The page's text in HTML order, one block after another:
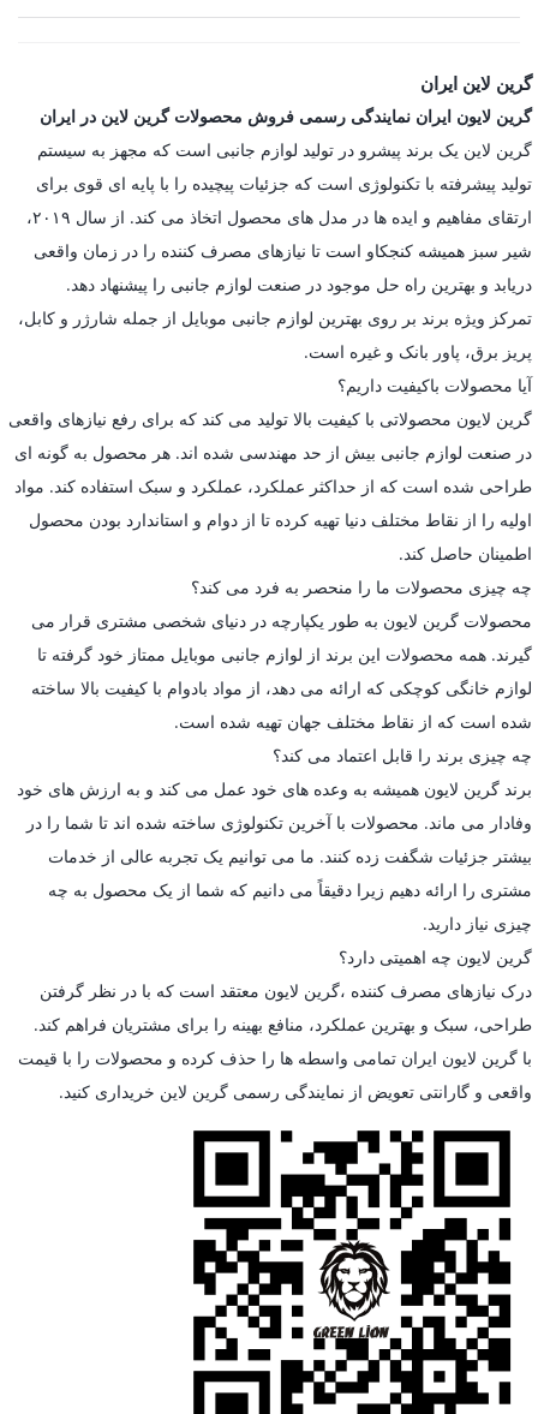
گرین لاین ایران
گرین لایون ایران نمایندگی رسمی فروش محصولات گرین لاین در ایران
گرین لاین یک برند پیشرو در تولید لوازم جانبی است که مجهز به سیستم
تولید پیشرفته با تکنولوژی است که جزئیات پیچیده را با پایه ای قوی برای
ارتقای مفاهیم و ایده ها در مدل های محصول اتخاذ می کند. از سال ۲۰۱۹،
شیر سبز همیشه کنجکاو است تا نیازهای مصرف کننده را در زمان واقعی
دریابد و بهترین راه حل موجود در صنعت لوازم جانبی را پیشنهاد دهد.
تمرکز ویژه برند بر روی بهترین لوازم جانبی موبایل از جمله شارژر و کابل،
پریز برق، پاور بانک و غیره است.
آیا محصولات باکیفیت داریم؟
گرین لایون محصولاتی با کیفیت بالا تولید می کند که برای رفع نیازهای واقعی
در صنعت لوازم جانبی بیش از حد مهندسی شده اند. هر محصول به گونه ای
طراحی شده است که از حداکثر عملکرد، عملکرد و سبک استفاده کند. مواد
اولیه را از نقاط مختلف دنیا تهیه کرده تا از دوام و استاندارد بودن محصول
اطمینان حاصل کند.
چه چیزی محصولات ما را منحصر به فرد می کند؟
محصولات گرین لایون به طور یکپارچه در دنیای شخصی مشتری قرار می
گیرند. همه محصولات این برند از لوازم جانبی موبایل ممتاز خود گرفته تا
لوازم خانگی کوچکی که ارائه می دهد، از مواد بادوام با کیفیت بالا ساخته
شده است که از نقاط مختلف جهان تهیه شده است.
چه چیزی برند را قابل اعتماد می کند؟
برند گرین لایون همیشه به وعده های خود عمل می کند و به ارزش های خود
وفادار می ماند. محصولات با آخرین تکنولوژی ساخته شده اند تا شما را در
بیشتر جزئیات شگفت زده کنند. ما می توانیم یک تجربه عالی از خدمات
مشتری را ارائه دهیم زیرا دقیقاً می دانیم که شما از یک محصول به چه
چیزی نیاز دارید.
گرین لایون چه اهمیتی دارد؟
درک نیازهای مصرف کننده ،گرین لایون معتقد است که با در نظر گرفتن
طراحی، سبک و بهترین عملکرد، منافع بهینه را برای مشتریان فراهم کند.
با گرین لایون ایران تمامی واسطه ها را حذف کرده و محصولات را با قیمت
واقعی و گارانتی تعویض از نمایندگی رسمی گرین لاین خریداری کنید.